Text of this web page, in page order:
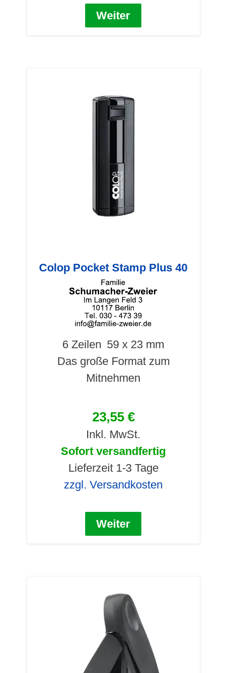
Weiter
Colop Pocket Stamp Plus 40
6 Zeilen 59 x 23 mm
Das große Format zum
Mitnehmen
23,55 €
Inkl. MwSt.
Sofort versandfertig
Lieferzeit 1-3 Tage
zzgl. Versandkosten
Weiter